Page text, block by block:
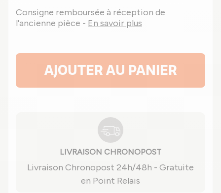
Consigne remboursée à réception de
l'ancienne pièce - En savoir plus
AJOUTER AU PANIER
LIVRAISON CHRONOPOST
Livraison Chronopost 24h/48h - Gratuite
en Point Relais